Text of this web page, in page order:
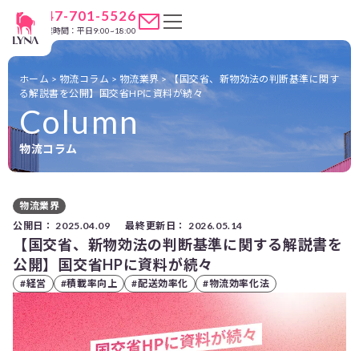
047-701-5526
営業時間：平日9:00~18:00
Column
物流コラム
ホーム > 物流コラム > 物流業界>【国交省、新物効法の判断基準に関す
る解説書を公開】国交省HPに資料が続々
物流業界
公開日： 2025.04.09 最終更新日： 2026.05.14
【国交省、新物効法の判断基準に関する解説書を
公開】国交省HPに資料が続々
#経営 #積載率向上 #配送効率化 #物流効率化法